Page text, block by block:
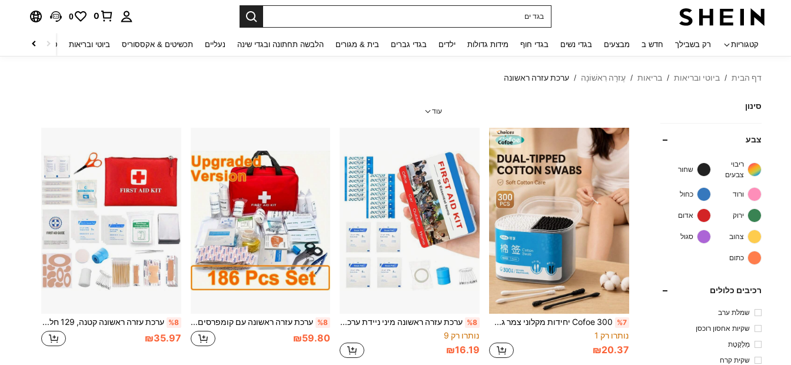
חולצות נשים
0
0
קטגוריות רק בשבילך חדש ב מבצעים בגדי נשים בגדי חוף מידות גדולות ילדים בגדי גברים בית & מגורים הלבשה תחתונה ובגדי שינה נעליים תכשיטים & אקססוריס ביוטי ובריאות טקסטיל לבית
דף הבית / ביוטי ובריאות / בריאות / עֶזרָה רִאשׁוֹנָה / ערכת עזרה ראשונה
סינון
צבע
ריבוי
צבעים
שחור
ורוד כחול
ירוק אדום
צהוב סגול
כתום
רכיבים כלולים
שמלת ערב
שקיות אחסון רוכסן
מַלְקֶטֶת
שקית קרח
עוד
%7
Cofoe 300 יחידות מקלוני צמר גפן דו-קצוות, מקלוני צמר גפן דו-קצוות שחורים ולבנים עם קופסת אחסון, מקלות צמר גפן רכים לעזרה ראשונה ביתית ניידת, יופי, טיפוח היגיינה אישי, איפור וניקוי יומי כלי יופי
נותרו רק 1
₪20.37
%8
ערכת עזרה ראשונה מיני ניידת ערכת נסיעות עמידה בפני בעיות נוחות קופסת עזרה ראשונה של 26 פריטים כל אחת לחתכים קלים שריטות טיולים רכב בית ספר משרד ספורט
נותרו רק 9
₪16.19
%8 ערכת עזרה ראשונה עם קומפרסים קרים מיידיים, שמיכת הצלה ומגוון פלסטרים
₪59.80
%8 ערכת עזרה ראשונה קטנה, 129 חלקים עם שמיכת נייר כסף ומספריים, תיק עזרה ראשונה מיניאטורי לחירום, בית, קמפינג, טיולים, ספורט, משרד, חוץ, רכב, בית ספר
₪35.97